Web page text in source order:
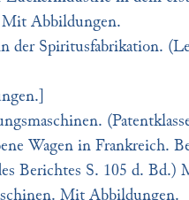
Mit Abbildungen.
der Spiritusfabrikation.
Wagen in Frankreich.
Berichtes S. 105 d.
Mit Abbildungen.